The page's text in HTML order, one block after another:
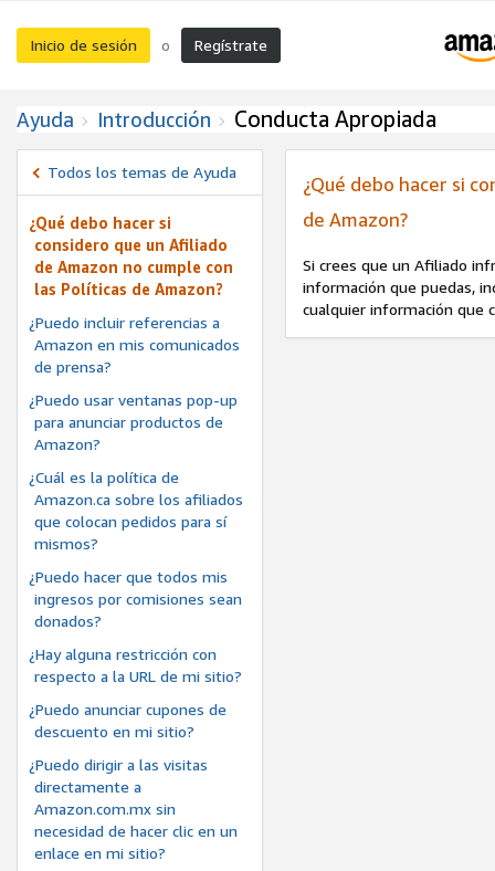
Inicio de sesión o Regístrate
Ayuda Introducción Conducta Apropiada
Todos los temas de Ayuda
¿Qué debo hacer si
considero que un Afiliado
de Amazon no cumple con
las Políticas de Amazon?
¿Puedo incluir referencias a
Amazon en mis comunicados
de prensa?
¿Puedo usar ventanas pop-up
para anunciar productos de
Amazon?
¿Cuál es la política de
Amazon.ca sobre los afiliados
que colocan pedidos para sí
mismos?
¿Puedo hacer que todos mis
ingresos por comisiones sean
donados?
¿Hay alguna restricción con
respecto a la URL de mi sitio?
¿Puedo anunciar cupones de
descuento en mi sitio?
¿Puedo dirigir a las visitas
directamente a
Amazon.com.mx sin
necesidad de hacer clic en un
enlace en mi sitio?
¿Qué debo hacer si
de Amazon?
Si crees que un Afiliado
información que puedas,
cualquier información que